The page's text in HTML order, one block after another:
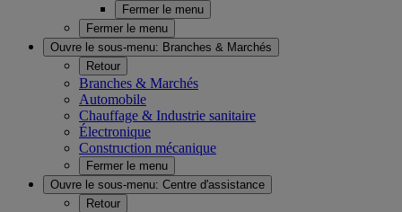
Fermer le menu
Fermer le menu
Ouvre le sous-menu: Branches & Marchés
Retour
Branches & Marchés
Automobile
Chauffage & Industrie sanitaire
Électronique
Construction mécanique
Fermer le menu
Ouvre le sous-menu: Centre d'assistance
Retour